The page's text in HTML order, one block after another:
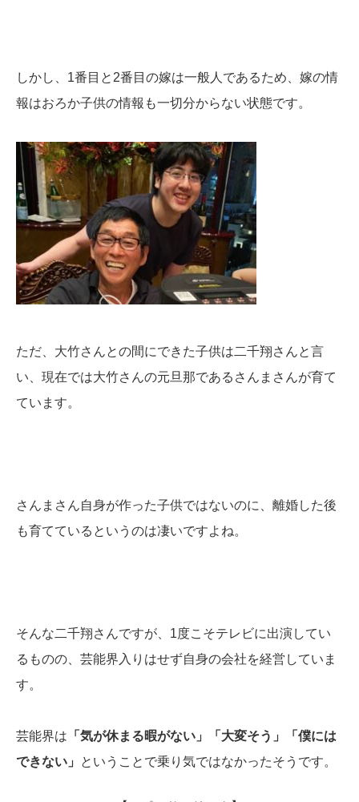
しかし、1番目と2番目の嫁は一般人であるため、嫁の情
報はおろか子供の情報も一切分からない状態です。
ただ、大竹さんとの間にできた子供は二千翔さんと言
い、現在では大竹さんの元旦那であるさんまさんが育て
ています。
さんまさん自身が作った子供ではないのに、離婚した後
も育てているというのは凄いですよね。
そんな二千翔さんですが、1度こそテレビに出演してい
るものの、芸能界入りはせず自身の会社を経営していま
す。
芸能界は 「気が休まる暇がない」「大変そう」「僕には
できない」
ということで乗り気ではなかったそうです。